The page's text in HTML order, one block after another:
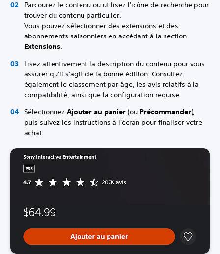
Parcourez le contenu ou utilisez l'icône de recherche pour
trouver du contenu particulier.
Vous pouvez sélectionner des extensions et des
abonnements saisonniers en accédant à la section
Extensions.
Lisez attentivement la description du contenu pour vous
assurer qu'il s'agit de la bonne édition. Consultez
également le classement par âge, les avis relatifs à la
compatibilité, ainsi que la configuration requise.
Sélectionnez Ajouter au panier (ou Précommander),
puis suivez les instructions à l'écran pour finaliser votre
achat.